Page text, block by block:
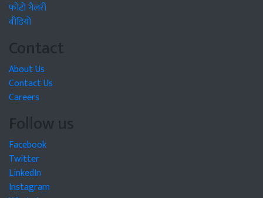
फोटो गैलरी
वीडियो
Contact
About Us
Contact Us
Careers
Follow us
Facebook
Twitter
LinkedIn
Instagram